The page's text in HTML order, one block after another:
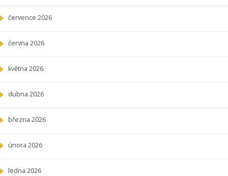
července 2026
června 2026
května 2026
dubna 2026
března 2026
února 2026
ledna 2026